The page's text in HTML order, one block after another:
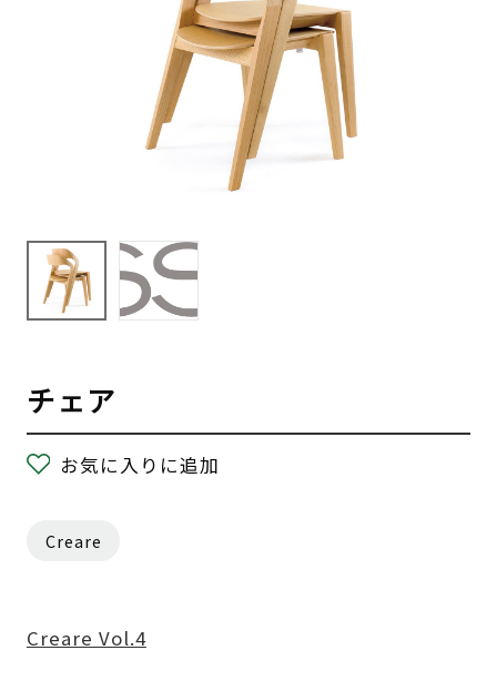
チェア
お気に入りに追加
Creare
Creare Vol.4